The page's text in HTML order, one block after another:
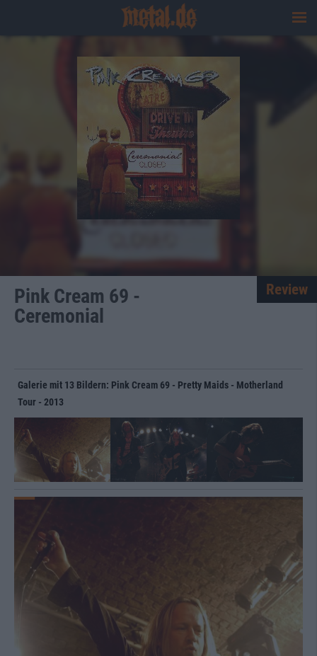
Pink Cream 69 -
Ceremonial
Review
Galerie mit 13 Bildern: Pink Cream 69 - Pretty Maids - Motherland
Tour - 2013